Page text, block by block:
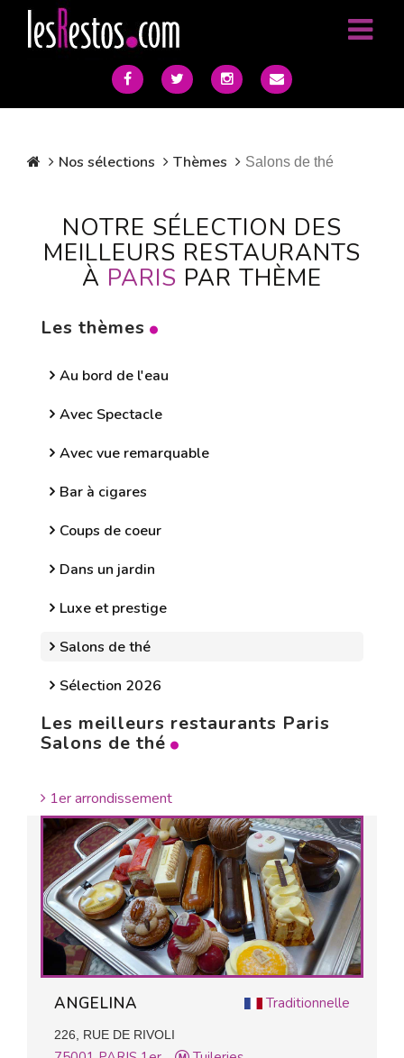
Nos sélections Thèmes Salons de thé
NOTRE SÉLECTION DES
MEILLEURS RESTAURANTS
À PARIS PAR THÈME
Les thèmes
Au bord de l'eau
Avec Spectacle
Avec vue remarquable
Bar à cigares
Coups de coeur
Dans un jardin
Luxe et prestige
Salons de thé
Sélection 2026
Les meilleurs restaurants Paris
Salons de thé
1er arrondissement
Traditionnelle
ANGELINA
226, RUE DE RIVOLI